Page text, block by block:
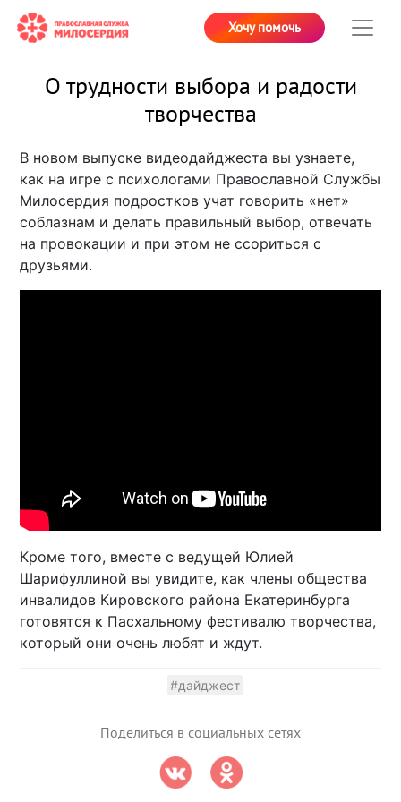
Хочу помочь
О трудности выбора и радости
творчества
В новом выпуске видеодайджеста вы узнаете,
как на игре с психологами Православной Службы
Милосердия подростков учат говорить «нет»
соблазнам и делать правильный выбор, отвечать
на провокации и при этом не ссориться с
друзьями.
Кроме того, вместе с ведущей Юлией
Шарифуллиной вы увидите, как члены общества
инвалидов Кировского района Екатеринбурга
готовятся к Пасхальному фестивалю творчества,
который они очень любят и ждут.
#дайджест
Поделиться в социальных сетях